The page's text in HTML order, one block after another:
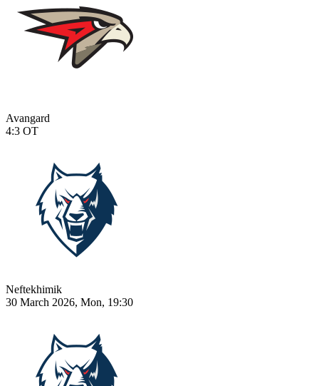
Avangard
4:3 OT
Neftekhimik
30 March 2026, Mon, 19:30